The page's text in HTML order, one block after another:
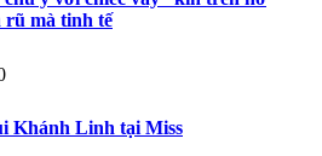
rũ mà tinh tế
Khánh Linh tại Miss